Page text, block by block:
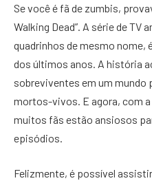
Se você é fã de zumbis,
Walking Dead”. A série de TV
quadrinhos de mesmo nome,
dos últimos anos. A história
sobreviventes em um
mortos-vivos. E agora, com a
muitos fãs estão ansiosos
episódios.
Felizmente, é possível assistir